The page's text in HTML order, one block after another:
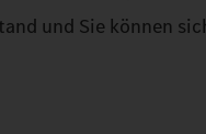
und Sie können